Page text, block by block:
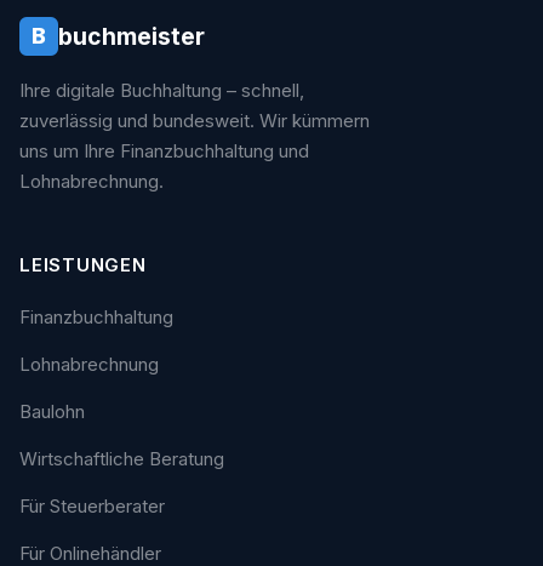
B buchmeister
Ihre digitale Buchhaltung – schnell,
zuverlässig und bundesweit. Wir kümmern
uns um Ihre Finanzbuchhaltung und
Lohnabrechnung.
LEISTUNGEN
Finanzbuchhaltung
Lohnabrechnung
Baulohn
Wirtschaftliche Beratung
Für Steuerberater
Für Onlinehändler